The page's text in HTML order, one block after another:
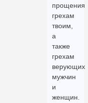
прощения
грехам
твоим,
а
также
грехам
верующих
мужчин
и
женщин.